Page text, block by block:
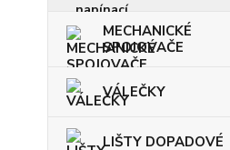
MECHANICKÉ
SPOJOVAČE
VÁLEČKY
LIŠTY DOPADOVÉ